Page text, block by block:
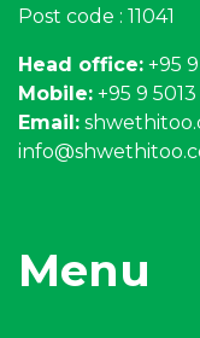
Post code : 11041
Head office: +95
Mobile: +95 9
Email:
Menu